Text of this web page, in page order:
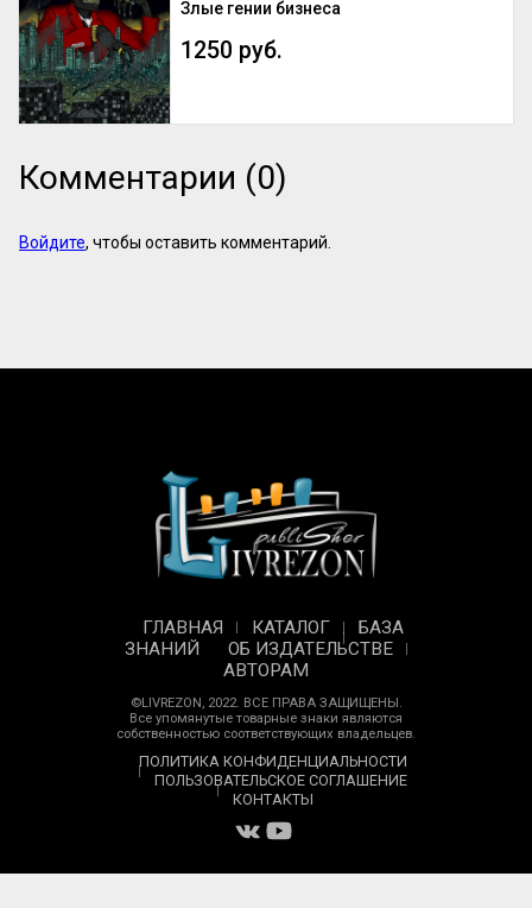
Злые гении бизнеса
1250 руб.
Комментарии (0)
Войдите, чтобы оставить комментарий.
ГЛАВНАЯ КАТАЛОГ
БАЗА
ЗНАНИЙ
ОБ ИЗДАТЕЛЬСТВЕ
АВТОРАМ
©LIVREZON, 2022. ВСЕ ПРАВА ЗАЩИЩЕНЫ.
Все упомянутые товарные знаки являются
собственностью соответствующих владельцев.
ПОЛИТИКА КОНФИДЕНЦИАЛЬНОСТИ
ПОЛЬЗОВАТЕЛЬСКОЕ СОГЛАШЕНИЕ
КОНТАКТЫ